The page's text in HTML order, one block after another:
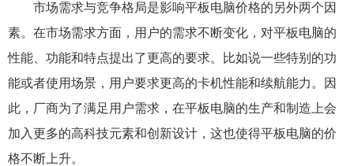
市场需求与竞争格局是影响平板电脑价格的另外两个因
素。在市场需求方面，用户的需求不断变化，对平板电脑的
性能、功能和特点提出了更高的要求。比如说一些特别的功
能或者使用场景，用户要求更高的卡机性能和续航能力。因
此，厂商为了满足用户需求，在平板电脑的生产和制造上会
加入更多的高科技元素和创新设计，这也使得平板电脑的价
格不断上升。